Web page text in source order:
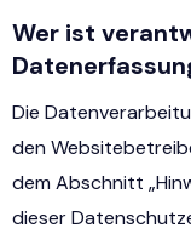
Wer ist
Die
den
dem Abschnitt
dieser